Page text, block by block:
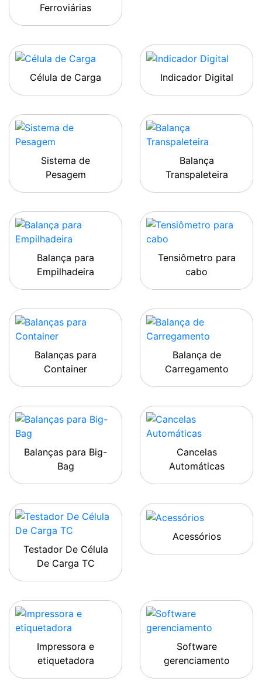
Ferroviárias
Célula de Carga Indicador Digital
Sistema de
Pesagem
Balança
Transpaleteira
Balança para
Empilhadeira
Tensiômetro para
cabo
Balanças para
Container
Balança de
Carregamento
Balanças para Big-
Bag
Cancelas
Automáticas
Testador De Célula
De Carga TC
Acessórios
Impressora e
etiquetadora
Software
gerenciamento